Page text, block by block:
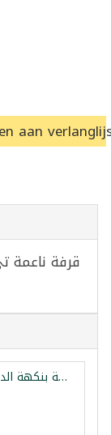
aan
مكعبات مرقة بنكهة الدجاج بلدنا 48 قطعة 480غ